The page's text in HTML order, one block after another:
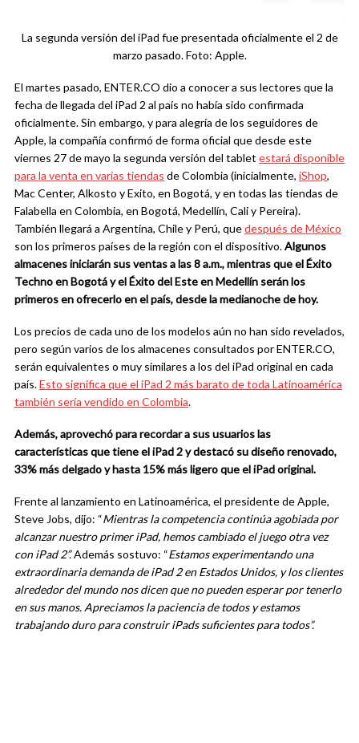
La segunda versión del iPad fue presentada oficialmente el 2 de
marzo pasado. Foto: Apple.
El martes pasado, ENTER.CO dio a conocer a sus lectores que la
fecha de llegada del iPad 2 al país no había sido confirmada
oficialmente. Sin embargo, y para alegría de los seguidores de
Apple, la compañía confirmó de forma oficial que desde este
viernes 27 de mayo la segunda versión del tablet estará disponible
para la venta en varias tiendas de Colombia (inicialmente, iShop,
Mac Center, Alkosto y Exito, en Bogotá, y en todas las tiendas de
Falabella en Colombia, en Bogotá, Medellín, Cali y Pereira).
También llegará a Argentina, Chile y Perú, quedespués de México
son los primeros países de la región con el dispositivo.Algunos
almacenes iniciarán sus ventas a las 8 a.m., mientras que el Éxito
Techno en Bogotá y el Éxito del Este en Medellín serán los
primeros en ofrecerlo en el país, desde la medianoche de hoy.
Los precios de cada uno de los modelos aún no han sido revelados,
pero según varios de los almacenes consultados por ENTER.CO,
serán equivalentes o muy similares a los del iPad original en cada
país.Esto significa que el iPad 2 más barato de toda Latinoamérica
también sería vendido en Colombia.
Además, aprovechó para recordar a sus usuarios las
características que tiene el iPad 2 y destacó su diseño renovado,
33% más delgado y hasta 15% más ligero que el iPad original.
Frente al lanzamiento en Latinoamérica, el presidente de Apple,
Steve Jobs, dijo: “Mientras la competencia continúa agobiada por
alcanzar nuestro primer iPad, hemos cambiado el juego otra vez
con iPad 2”.Además sostuvo: “Estamos experimentando una
extraordinaria demanda de iPad 2 en Estados Unidos, y los clientes
alrededor del mundo nos dicen que no pueden esperar por tenerlo
en sus manos. Apreciamos la paciencia de todos y estamos
trabajando duro para construir iPads suficientes para todos”.